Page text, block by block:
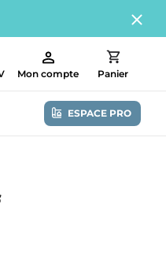
Mon compte Panier
ESPACE PRO